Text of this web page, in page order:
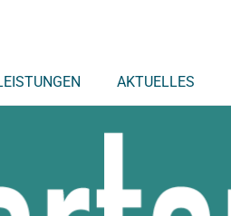
AKTUELLES